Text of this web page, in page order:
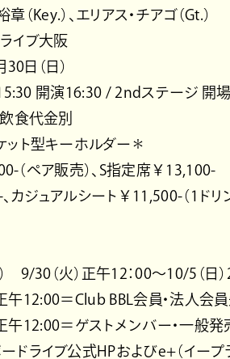
（Key.）、エリアス・チアゴ（Gt.）
イブ大阪
日（日）
開演16:30 / 2ndステージ 開
食代金別
ト型キーホルダー＊
（ペア販売）、S指定席￥13,100-
カジュアルシート￥11,500-（1ドリ
9/30（火）正午12：00～10/5（日）
午12:00＝Club BBL会員・法人会員
午12:00＝ゲストメンバー・一般発
ードライブ公式HPおよびe+（イープ